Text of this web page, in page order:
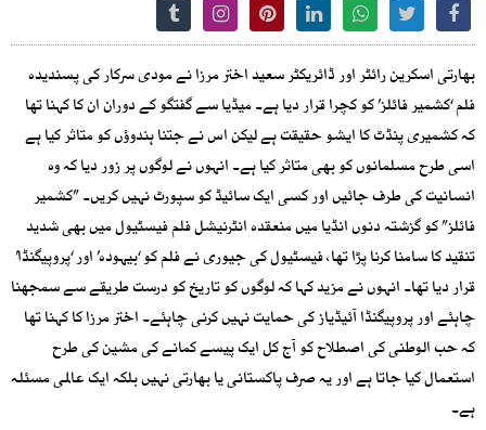
بھارتی اسکرین رائٹر اور ڈائریکٹر سعید اختر مرزا نے مودی سرکار کی پسندیدہ
فلم ‘کشمیر فائلز’ کو کچرا قرار دیا ہے۔ میڈیا سے گفتگو کے دوران ان کا کہنا تھا
کہ کشمیری پنڈٹ کا ایشو حقیقت ہے لیکن اس نے جتنا ہندوؤں کو متاثر کیا ہے
اسی طرح مسلمانوں کو بھی متاثر کیا ہے۔ انہوں نے لوگوں پر زور دیا کہ وہ
انسانیت کی طرف جائیں اور کسی ایک سائیڈ کو سپورٹ نہیں کریں۔ ”کشمیر
فائلز” کو گزشتہ دنوں انڈیا میں منعقدہ انٹرنیشل فلم فیسٹیول میں بھی شدید
تنقید کا سامنا کرنا پڑا تھا، فیسٹیول کی جیوری نے فلم کو ‘بیہودہ’ اور ‘پروپیگنڈا’
قرار دیا تھا۔ انہوں نے مزید کہا کہ لوگوں کو تاریخ کو درست طریقے سے سمجھنا
چاہئے اور پروپیگنڈا آئیڈیاز کی حمایت نہیں کرنی چاہئے۔ اختر مرزا کا کہنا تھا
کہ حب الوطنی کی اصطلاح کو آج کل ایک پیسے کمانے کی مشین کی طرح
استعمال کیا جاتا ہے اور یہ صرف پاکستانی یا بھارتی نہیں بلکہ ایک عالمی مسئلہ
ہے۔